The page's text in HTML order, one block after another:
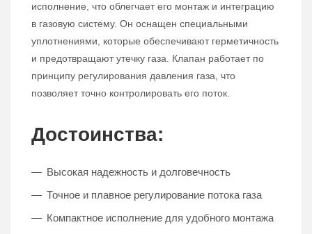
исполнение, что облегчает его монтаж и интеграцию
в газовую систему. Он оснащен специальными
уплотнениями, которые обеспечивают герметичность
и предотвращают утечку газа. Клапан работает по
принципу регулирования давления газа, что
позволяет точно контролировать его поток.
Достоинства:
Высокая надежность и долговечность
Точное и плавное регулирование потока газа
Компактное исполнение для удобного монтажа